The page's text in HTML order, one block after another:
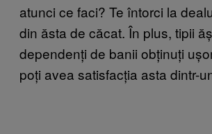
atunci ce faci? Te întorci la
din ăsta de căcat. În plus, tipii
dependenți de banii obținuți
poți avea satisfacția asta dintr-